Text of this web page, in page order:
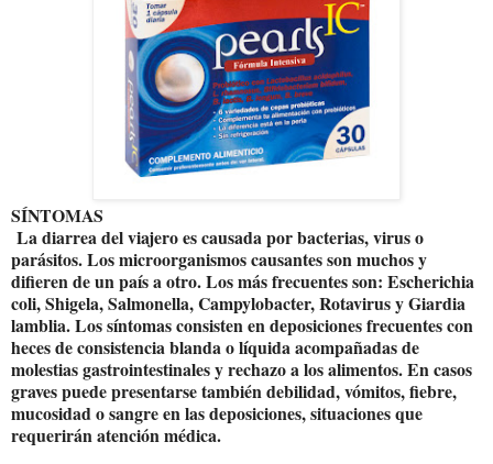
SÍNTOMAS
La diarrea del viajero es causada por bacterias, virus o
parásitos. Los microorganismos causantes son muchos y
difieren de un país a otro. Los más frecuentes son: Escherichia
coli, Shigela, Salmonella, Campylobacter, Rotavirus y Giardia
lamblia. Los síntomas consisten en deposiciones frecuentes con
heces de consistencia blanda o líquida acompañadas de
molestias gastrointestinales y rechazo a los alimentos. En casos
graves puede presentarse también debilidad, vómitos, fiebre,
mucosidad o sangre en las deposiciones, situaciones que
requerirán atención médica.